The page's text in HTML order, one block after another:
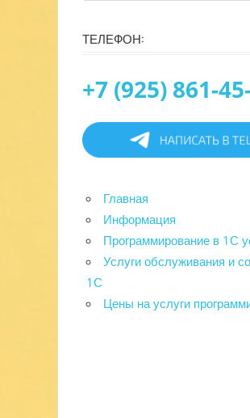
ТЕЛЕФОН:
+7 (925) 861-
Главная
Информация
Программирование в 1С
Услуги обслуживания и
1С
Цены на услуги